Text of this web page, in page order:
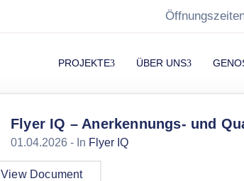
PROJEKTE ÜBER UNS
Flyer IQ – Anerkennungs- und
01.04.2026 - In Flyer IQ
View Document